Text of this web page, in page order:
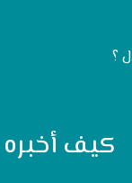
؟
كيف أخبره